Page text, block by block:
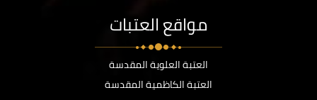
مواقع العتبات
العتبة العلوية المقدسة
العتبة الكاظمية المقدسة